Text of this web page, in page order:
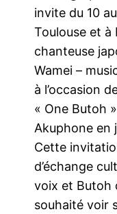
invite du 10
Toulouse et à
chanteuse
Wamei –
à l’occasion
« One Butoh
Akuphone en
Cette
d’échange
voix et Butoh
souhaité voir